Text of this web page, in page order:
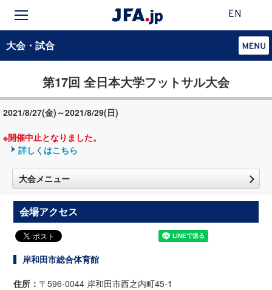
EN
大会・試合
第17回 全日本大学フットサル大会
2021/8/27(金)～2021/8/29(日)
※開催中止となりました。
詳しくはこちら
大会メニュー
会場アクセス
岸和田市総合体育館
住所： 〒596-0044 岸和田市西之内町45-1